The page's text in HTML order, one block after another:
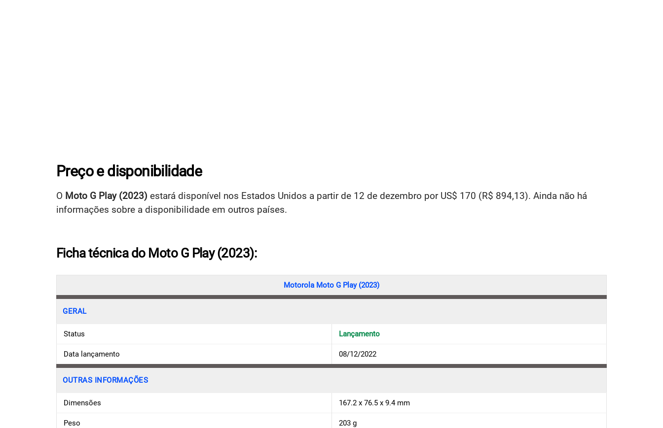
Preço e disponibilidade
O Moto G Play (2023) estará disponível nos Estados Unidos a partir de 12 de dezembro por US$ 170 (R$ 894,13). Ainda não há
informações sobre a disponibilidade em outros países.
Ficha técnica do Moto G Play (2023):
Motorola Moto G Play (2023)
GERAL
Status Lançamento
Data lançamento 08/12/2022
OUTRAS INFORMAÇÕES
Dimensões 167.2 x 76.5 x 9.4 mm
Peso 203 g